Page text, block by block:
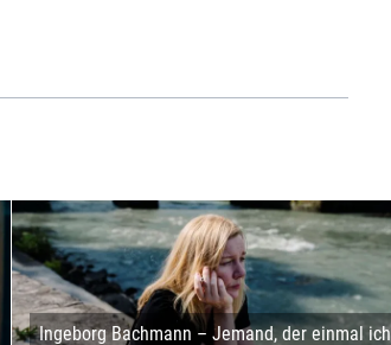
Ingeborg Bachmann – Jemand, der einmal ich